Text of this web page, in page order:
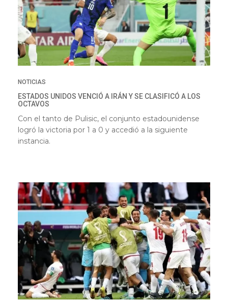
NOTICIAS
ESTADOS UNIDOS VENCIÓ A IRÁN Y SE CLASIFICÓ A LOS
OCTAVOS
Con el tanto de Pulisic, el conjunto estadounidense
logró la victoria por 1 a 0 y accedió a la siguiente
instancia.